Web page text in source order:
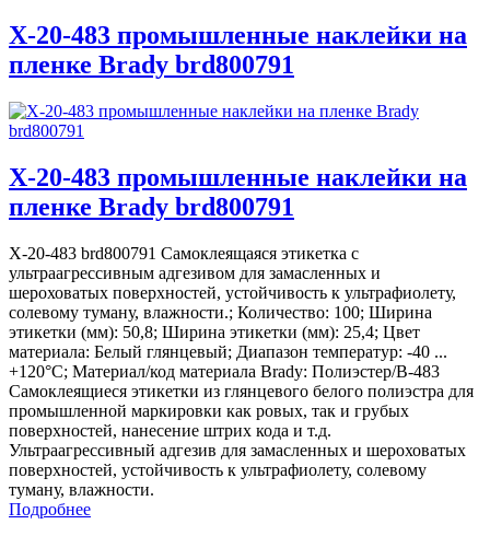
X-20-483 промышленные наклейки на
пленке Brady brd800791
X-20-483 промышленные наклейки на
пленке Brady brd800791
X-20-483 brd800791 Самоклеящаяся этикетка с
ультраагрессивным адгезивом для замасленных и
шероховатых поверхностей, устойчивость к ультрафиолету,
солевому туману, влажности.; Количество: 100; Ширина
этикетки (мм): 50,8; Ширина этикетки (мм): 25,4; Цвет
материала: Белый глянцевый; Диапазон температур: -40 ...
+120°С; Материал/код материала Brady: Полиэстер/В-483
Самоклеящиеся этикетки из глянцевого белого полиэстра для
промышленной маркировки как ровых, так и грубых
поверхностей, нанесение штрих кода и т.д.
Ультраагрессивный адгезив для замасленных и шероховатых
поверхностей, устойчивость к ультрафиолету, солевому
туману, влажности.
Подробнее